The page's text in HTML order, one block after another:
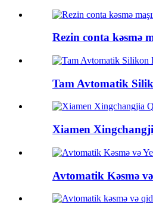
Rezin conta kəsmə
Tam Avtomatik
Xiamen
Avtomatik Kəsmə